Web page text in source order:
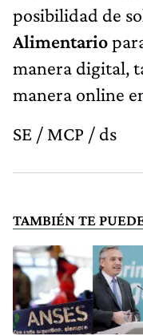
posibilidad de
Alimentario
manera digital,
manera online
SE / MCP / ds
TAMBIÉN TE